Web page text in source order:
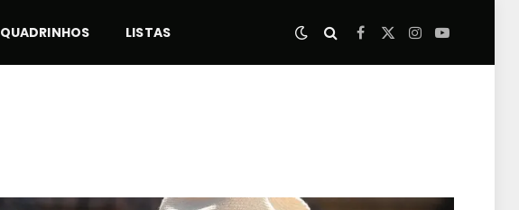
QUADRINHOS LISTAS Facebook
X
Instagram
YouTube